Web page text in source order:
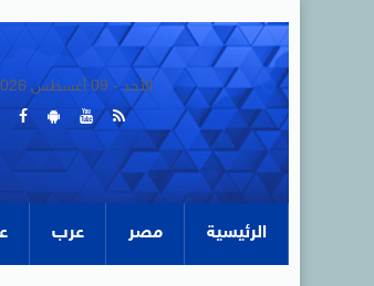
الأحد - 09 أغسطس 2026
الرئيسية مصر عرب